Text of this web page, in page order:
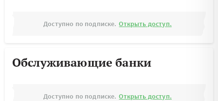
Доступно по подписке. Открыть доступ.
Обслуживающие банки
Доступно по подписке. Открыть доступ.